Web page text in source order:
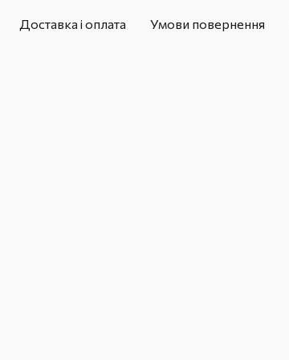
Доставка і оплата Умови повернення